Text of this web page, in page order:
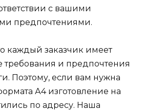
с вашими
предпочтениями.
каждый заказчик имеет
требования и предпочтения
Поэтому, если вам нужна
А4 изготовление на
по адресу. Наша